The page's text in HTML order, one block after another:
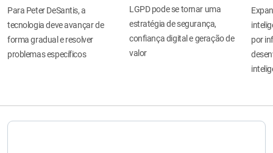
Para Peter DeSantis, a
tecnologia deve avançar de
forma gradual e resolver
problemas específicos
LGPD pode se tornar uma
estratégia de segurança,
confiança digital e geração de
valor
por